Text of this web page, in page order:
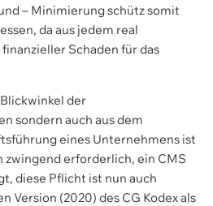
– Minimierung schütz somit
da aus jedem real
Schaden für das
der
sondern auch aus dem
eines Unternehmens ist
zwingend erforderlich, ein CMS
diese Pflicht ist nun auch
Version (2020) des CG Kodex als